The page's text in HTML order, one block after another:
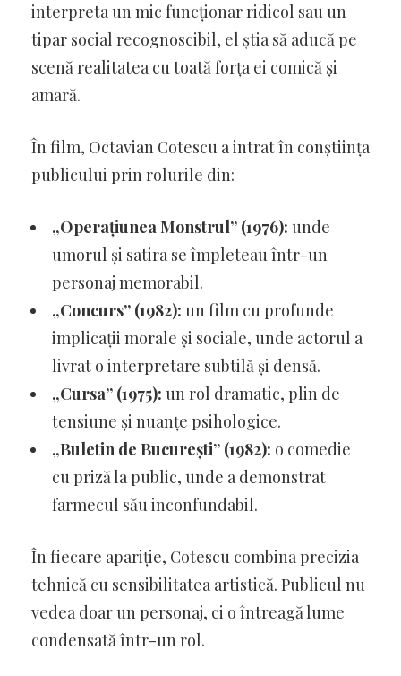
interpreta un mic funcționar ridicol sau un
tipar social recognoscibil, el știa să aducă pe
scenă realitatea cu toată forța ei comică și
amară.
În film, Octavian Cotescu a intrat în conștiința
publicului prin rolurile din:
„Operațiunea Monstrul” (1976): unde
umorul și satira se împleteau într-un
personaj memorabil.
„Concurs” (1982): un film cu profunde
implicații morale și sociale, unde actorul a
livrat o interpretare subtilă și densă.
„Cursa” (1975): un rol dramatic, plin de
tensiune și nuanțe psihologice.
„Buletin de București” (1982): o comedie
cu priză la public, unde a demonstrat
farmecul său inconfundabil.
În fiecare apariție, Cotescu combina precizia
tehnică cu sensibilitatea artistică. Publicul nu
vedea doar un personaj, ci o întreagă lume
condensată într-un rol.